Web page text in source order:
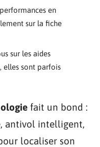
en
sur la fiche
sur les aides
elles sont parfois
fait un bond :
antivol intelligent,
localiser son